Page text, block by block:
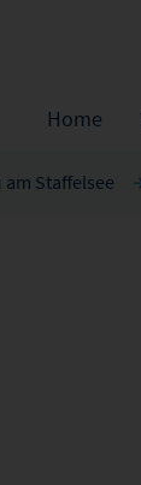
Home
Staffelsee